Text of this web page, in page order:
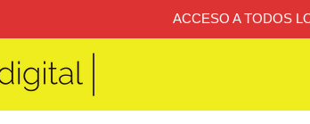
ACCESO A TODOS